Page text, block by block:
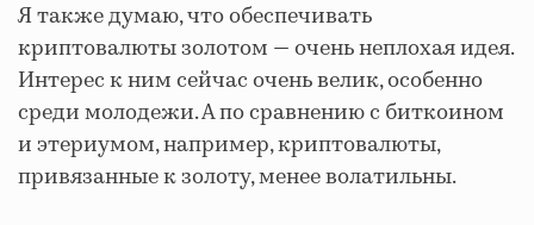
Я также думаю, что обеспечивать
криптовалюты золотом — очень неплохая идея.
Интерес к ним сейчас очень велик, особенно
среди молодежи. А по сравнению с биткоином
и этериумом, например, криптовалюты,
привязанные к золоту, менее волатильны.